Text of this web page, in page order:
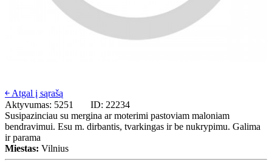
￩ Atgal į sąrašą
Aktyvumas: 5251
ID: 22234
Susipazinciau su mergina ar moterimi pastoviam maloniam
bendravimui. Esu m. dirbantis, tvarkingas ir be nukrypimu. Galima
ir parama
Miestas: Vilnius